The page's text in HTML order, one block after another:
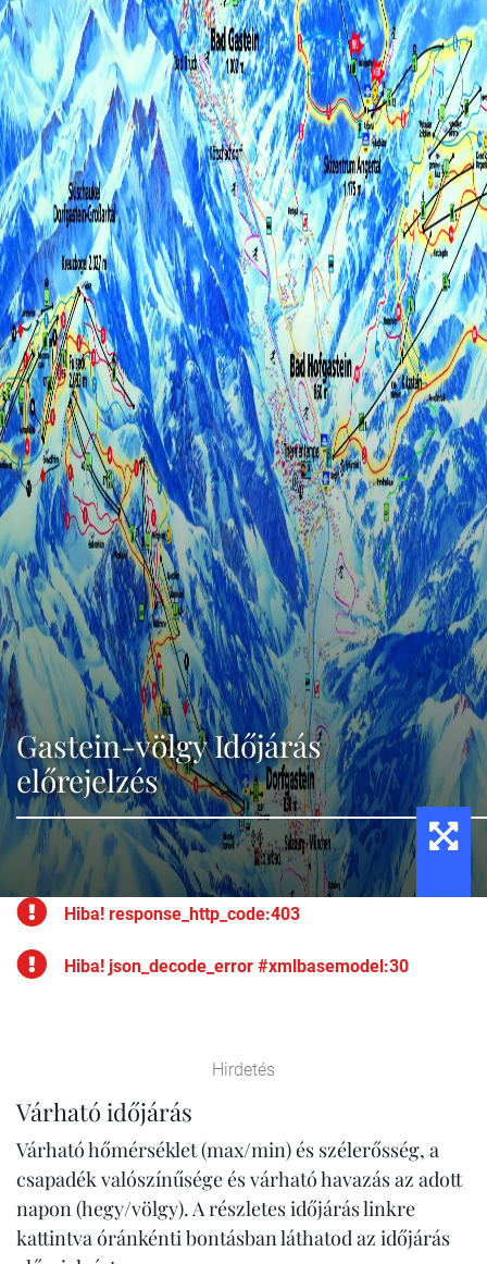
Gastein-völgy Időjárás
előrejelzés
Hiba! response_http_code:403
Hiba! json_decode_error #xmlbasemodel:30
Hirdetés
Várható időjárás
Várható hőmérséklet (max/min) és szélerősség, a
csapadék valószínűsége és várható havazás az adott
napon (hegy/völgy). A részletes időjárás linkre
kattintva óránkénti bontásban láthatod az időjárás